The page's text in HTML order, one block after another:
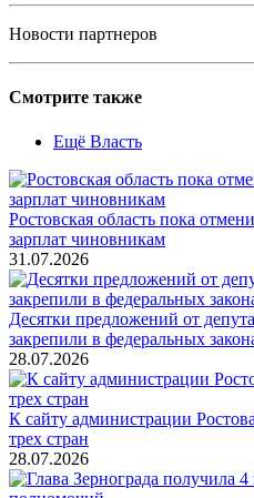
Новости партнеров
Смотрите также
Ещё Власть
Ростовская область пока
зарплат чиновникам
31.07.2026
Десятки предложений от
закрепили в федеральных
28.07.2026
К сайту администрации
трех стран
28.07.2026